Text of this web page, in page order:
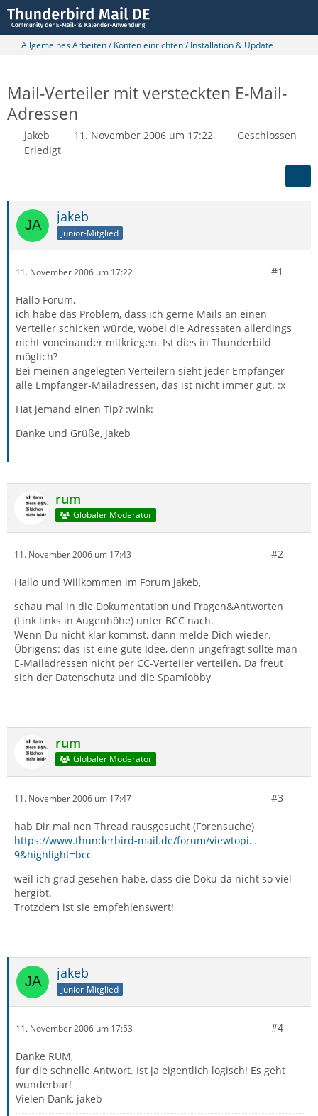
Allgemeines Arbeiten / Konten einrichten / Installation & Update
Mail-Verteiler mit versteckten E-Mail-
Adressen
jakeb 11. November 2006 um 17:22
Geschlossen
Erledigt
jakeb
Junior-Mitglied
11. November 2006 um 17:22 #1
Hallo Forum,
ich habe das Problem, dass ich gerne Mails an einen
Verteiler schicken würde, wobei die Adressaten allerdings
nicht voneinander mitkriegen. Ist dies in Thunderbild
möglich?
Bei meinen angelegten Verteilern sieht jeder Empfänger
alle Empfänger-Mailadressen, das ist nicht immer gut. :x
Hat jemand einen Tip? :wink:
Danke und Grüße, jakeb
rum
Globaler Moderator
11. November 2006 um 17:43 #2
Hallo und Willkommen im Forum jakeb,
schau mal in die Dokumentation und Fragen&Antworten
(Link links in Augenhöhe) unter BCC nach.
Wenn Du nicht klar kommst, dann melde Dich wieder.
Übrigens: das ist eine gute Idee, denn ungefragt sollte man
E-Mailadressen nicht per CC-Verteiler verteilen. Da freut
sich der Datenschutz und die Spamlobby
rum
Globaler Moderator
11. November 2006 um 17:47 #3
hab Dir mal nen Thread rausgesucht (Forensuche)
https://www.thunderbird-mail.de/forum/viewtopi…
9&highlight=bcc
weil ich grad gesehen habe, dass die Doku da nicht so viel
hergibt.
Trotzdem ist sie empfehlenswert!
jakeb
Junior-Mitglied
11. November 2006 um 17:53 #4
Danke RUM,
für die schnelle Antwort. Ist ja eigentlich logisch! Es geht
wunderbar!
Vielen Dank, jakeb